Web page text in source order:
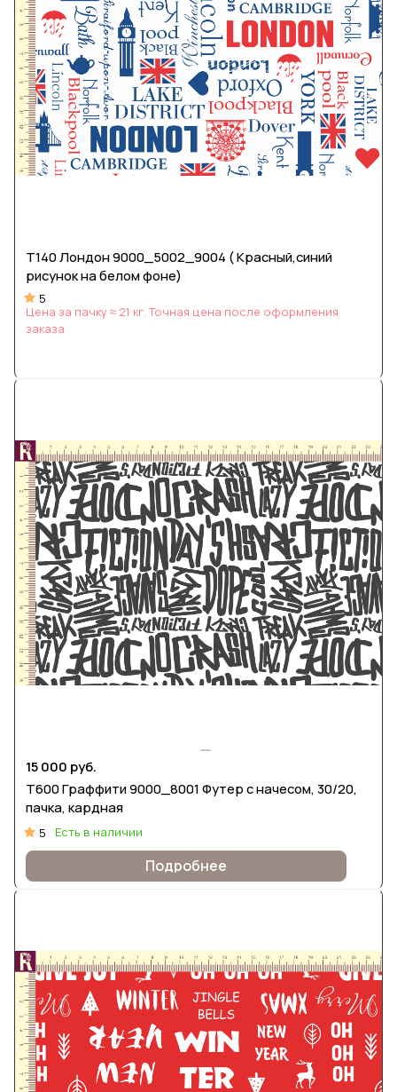
Т140 Лондон 9000_5002_9004 ( Красный,синий
рисунок на белом фоне)
5
Цена за пачку ≈ 21 кг. Точная цена после оформления
заказа
15 000 руб.
Т600 Граффити 9000_8001 Футер с начесом, 30/20,
пачка, кардная
5 Есть в наличии
Подробнее